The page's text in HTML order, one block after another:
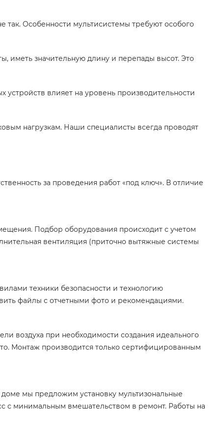
так. Особенности мультисистемы требуют особого
иметь значительную длину и перепады высот. Это
влияет на уровень производительности
нагрузкам. Наши специалисты всегда проводят
за проведения работ «под ключ». В отличие
Подбор оборудования происходит с учетом
вентиляция (приточно вытяжные системы
техники безопасности и технологию
файлы с отчетными фото и рекомендациями.
воздуха при необходимости создания идеального
Монтаж производится только сертифицированным
мы предложим установку мультизональные
с минимальным вмешательством в ремонт. Работы на